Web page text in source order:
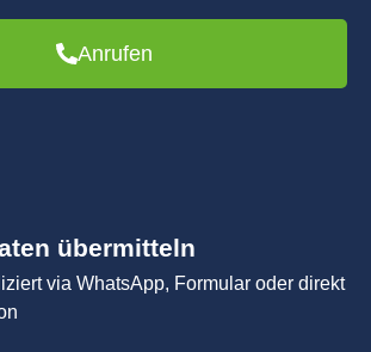
Anrufen
übermitteln
via WhatsApp, Formular oder direkt